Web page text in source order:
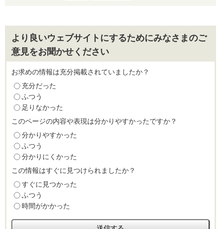
より良いウェブサイトにするためにみなさまのご
意見をお聞かせください
お求めの情報は充分掲載されていましたか？
充分だった
ふつう
足りなかった
このページの内容や表現は分かりやすかったですか？
分かりやすかった
ふつう
分かりにくかった
この情報はすぐに見つけられましたか？
すぐに見つかった
ふつう
時間がかかった